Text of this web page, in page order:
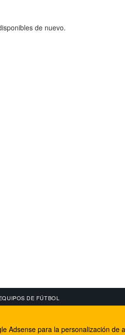
de nuevo.
DE FÚTBOL
Facebook
Adsense para la personalización